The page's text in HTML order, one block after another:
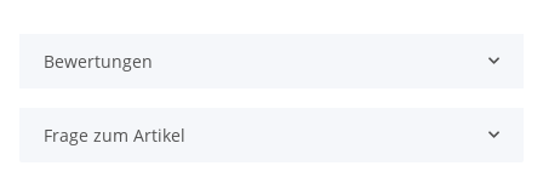
Bewertungen
Frage zum Artikel